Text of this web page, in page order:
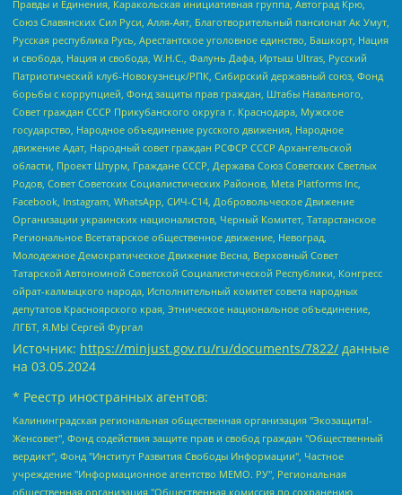
Правды и Единения, Каракольская инициативная группа, Автоград Крю,
Союз Славянских Сил Руси, Алля-Аят, Благотворительный пансионат Ак Умут,
Русская республика Русь, Арестантское уголовное единство, Башкорт, Нация
и свобода, Нация и свобода, W.H.С., Фалунь Дафа, Иртыш Ultras, Русский
Патриотический клуб-Новокузнецк/РПК, Сибирский державный союз, Фонд
борьбы с коррупцией, Фонд защиты прав граждан, Штабы Навального,
Совет граждан СССР Прикубанского округа г. Краснодара, Мужское
государство, Народное объединение русского движения, Народное
движение Адат, Народный совет граждан РСФСР СССР Архангельской
области, Проект Штурм, Граждане СССР, Держава Союз Советских Светлых
Родов, Совет Советских Социалистических Районов, Meta Platforms Inc,
Facebook, Instagram, WhatsApp, СИЧ-С14, Добровольческое Движение
Организации украинских националистов, Черный Комитет, Татарстанское
Региональное Всетатарское общественное движение, Невоград,
Молодежное Демократическое Движение Весна, Верховный Совет
Татарской Автономной Советской Социалистической Республики, Конгресс
ойрат-калмыцкого народа, Исполнительный комитет совета народных
депутатов Красноярского края, Этническое национальное объединение,
ЛГБТ, Я.МЫ Сергей Фургал
Источник: https://minjust.gov.ru/ru/documents/7822/ данные
на 03.05.2024
* Реестр иностранных агентов:
Калининградская региональная общественная организация "Экозащита!-Женсовет", Фонд содействия защите прав и свобод граждан "Общественный вердикт", Фонд "Институт Развития Свободы Информации", Частное учреждение "Информационное агентство МЕМО. РУ", Региональная общественная организация "Общественная комиссия по сохранению наследия академика Сахарова", Фонд поддержки свободы прессы, Санкт-Петербургская общественная правозащитная организация "Гражданский контроль", Межрегиональная общественная организация "Информационно-просветительский центр "Мемориал", Региональный Фонд "Центр Защиты Прав Средств Массовой Информации", с 05.12.2023 Фонд "Центр Защиты Прав Средств массовой информации", Региональная общественная благотворительная организация помощи беженцам и мигрантам "Гражданское содействие", Негосударственное образовательное учреждение дополнительного профессионального образования (повышение квалификации) специалистов "АКАДЕМИЯ ПО ПРАВАМ ЧЕЛОВЕКА", Свердловская региональная общественная организация "Сутяжник", Автономная некоммерческая организация "Центр независимых социологических исследований", Союз общественных объединений "Российский исследовательский центр по правам человека", Региональное общественное учреждение научно-информационный центр "МЕМОРИАЛ", Некоммерческая организация "Фонд защиты гласности", Автономная некоммерческая организация "Институт прав человека", Городская общественная организация "Екатеринбургское общество "МЕМОРИАЛ", Городская общественная организация "Рязанское историко-просветительское и правозащитное общество "Мемориал" (Рязанский Мемориал), Челябинский региональный орган общественной самодеятельности – женское общественное объединение "Женщины Евразии", Челябинский региональный орган общественной самодеятельности "Уральская правозащитная группа", Фонд содействия защите здоровья и социальной справедливости имени Андрея Рылькова, Автономная Некоммерческая Организация "Аналитический Центр Юрия Левады", Автономная некоммерческая организация социальной поддержки населения "Проект Апрель", Региональная общественная организация помощи женщинам и детям, находящимся в кризисной ситуации "Информационно-методический центр "Анна", Фонд содействия развитию массовых коммуникаций и правовому просвещению "Так-так-Так", Фонд содействия устойчивому развитию "Серебряная тайга", Свердловский региональный общественный фонд социальных проектов "Новое время", "Idel.Реалии", Кавказ.Реалии, Крым.Реалии, Телеканал Настоящее Время, Татаро-башкирская служба Радио Свобода (Azatliq Radiosi), Радио Свободная Европа/Радио Свобода (PCE/PC), "Сибирь.Реалии", "Фактограф", Благотворительный фонд помощи осужденным и их семьям, Автономная некоммерческая организация "Институт глобализации и социальных движений", Фонд "В защиту прав заключенных", Частное учреждение "Центр поддержки и содействия развитию средств массовой информации", Пензенский региональный общественный благотворительный фонд "Гражданский союз", "Север.Реалии", Некоммерческая организация Фонд "Правовая инициатива", Общество с ограниченной ответственностью "Радио Свободная Европа/Радио Свобода", Чешское информационное агентство "MEDIUM-ORIENT", Красноярская региональная общественная организация "Мы против СПИДа", Камалягин Денис Николаевич, Маркелов Сергей Евгеньевич, Пономарев Лев Александрович, Савицкая Людмила Алексеевна, Автономная некоммерческая организация "Центр по работе с проблемой насилия "НАСИЛИЮ.НЕТ", Межрегиональный профессиональный союз работников здравоохранения "Альянс врачей", Юридическое лицо, зарегистрированное в Латвийской Республике, SIA "Medusa Project" (регистрационный номер 40103797863, дата регистрации 10.06.2014), Некоммерческая организация "Фонд по борьбе с коррупцией", Автономная некоммерческая организация "Институт права и публичной политики", Баданин Роман Сергеевич, Гликин Максим Александрович, Железнова Мария Михайловна, Лукьянова Юлия Сергеевна, Маетная Елизавета Витальевна, Маняхин Петр Борисович, Чуракова Ольга Владимировна, Ярош Юлия Петровна, Юридическое лицо "The Insider SIA", зарегистрированное в Риге, Латвийская Республика (дата регистрации 26.06.2015), являющееся администратором доменного имени интернет-издания "The Insider SIA", https://theins.ru, Постернак Алексей Евгеньевич, Рубин Михаил Аркадьевич, Анин Роман Александрович, Юридическое лицо Istories fonds, зарегистрированное в Латвийской Республике (регистрационный номер 50008295751, дата регистрации 24.02.2020), Великовский Дмитрий Александрович, Долинина Ирина Николаевна, Мароховская Алеся Алексеевна, Шлейнов Роман Юрьевич, Шмагун Олеся Валентиновна, Общество с ограниченной ответственностью "Альтаир 2021", Общество с ограниченной ответственностью "Вега 2021", Общество с ограниченной ответственностью "Главный редактор 2021", Общество с ограниченной ответственностью "Ромашки монолит", Важенков Артем Валерьевич, Ивановская областная общественная организация "Центр гендерных исследований", Гурман Юрий Альбертович, Медиапроект "ОВД-Инфо", Егоров Владимир Владимирович, Жилинский Владимир Александрович, Общество с ограниченной ответственностью "ЗП", Иванова София Юрьевна, Карезина Инна Павловна, Кильтау Екатерина Викторовна, Петров Алексей Викторович, Пискунов Сергей Евгеньевич, Смирнов Сергей Сергеевич, Тихонов Михаил Сергеевич, Общество с ограниченной ответственностью "ЖУРНАЛИСТ-ИНОСТРАННЫЙ АГЕНТ", Арапова Галина Юрьевна, Вольтская Татьяна Анатольевна, Американская компания "Mason G.E.S. Anonymous Foundation" (США), являющаяся владельцем интернет-издания https://mnews.world/, Компания "Stichting Bellingcat", зарегистрированная в Нидерландах (дата регистрации 11.07.2018), Захаров Андрей Вячеславович, Клепиковская Екатерина Дмитриевна, Общество с ограниченной ответственностью "МЕМО", Перл Роман Александрович, Симонов Евгений Алексеевич, Соловьева Елена Анатольевна, Сотников Даниил Владимирович, Сурначева Елизавета Дмитриевна, Автономная некоммерческая организация по защите прав человека и информированию населения "Якутия – Наше Мнение", Общество с ограниченной ответственностью "Москоу диджитал медиа", с 26.01.2023 Общество с ограниченной ответственностью "Чайка Белые сады", Ветошкина Валерия Валерьевна, Заговора Максим Александрович, Межрегиональное общественное движение "Российская ЛГБТ - сеть", Оленичев Максим Владимирович, Павлов Иван Юрьевич, Скворцова Елена Сергеевна, Общество с ограниченной ответственностью "Как бы инагент", Кочетков Игорь Викторович, Общество с ограниченной ответственностью "Честные выборы", Еланчик Олег Александрович, Общество с ограниченной ответственностью "Нобелевский призыв", Гималова Регина Эмилевна, Григорьев Андрей Валерьевич, Григорьева Алина Александровна, Ассоциация по содействию защите прав призывников, альтернативнослужащих и военнослужащих "Правозащитная группа "Гражданин.Армия.Право", Хисамова Регина Фаритовна, Автономная некоммерческая организация по реализации социально-правовых программ "Лилит", Дальневосточное общественное движение "Маяк", Санкт-Петербургская ЛГБТ-инициативная группа "Выход", Инициативная группа ЛГБТ+ "Реверс", Алексеев Андрей Викторович, Бекбулатова Таисия Львовна, Беляев Иван Михайлович, Владыкина Елена Сергеевна, Гельман Марат Александрович, Никульшина Вероника Юрьевна, Толоконникова Надежда Андреевна, Шендерович Виктор Анатольевич, Общество с ограниченной ответственностью "Данное сообщение", Общество с ограниченной ответственностью Издательский дом "Новая глава", Айнбиндер Александра Александровна, Московский комьюнити-центр для ЛГБТ+инициатив, Благотворительный фонд развития филантропии, Deutsche Welle (Германия, Kurt-Schumacher-Strasse 3, 53113 Bonn), Борзунова Мария Михайловна, Воробьев Виктор Викторович, Голубева Анна Львовна, Константинова Алла Михайловна, Малкова Ирина Владимировна, Мурадов Мурад Абдулгалимович, Осетинская Елизавета Николаевна, Понасенков Евгений Николаевич, Ганапольский Матвей Юрьевич, Киселев Евгений Алексеевич, Борухович Ирина Григорьевна, Дремин Иван Тимофеевич, Дубровский Дмитрий Викторович, Красноярская региональная общественная организация поддержки и развития альтернативных образовательных технологий и межкультурных коммуникаций "ИНТЕРРА", Маяковская Екатерина Алексеевна, Фейгин Марк Захарович, Филимонов Андрей Викторович, Дзугкоева Регина Николаевна, Доброхотов Роман Александрович, Дудь Юрий Александрович, Елкин Сергей Владимирович, Кругликов Кирилл Игоревич, Сабунаева Мария Леонидовна, Семенов Алексей Владимирович, Шаинян Карен Багратович, Шульман Екатерина Михайловна, Асафьев Артур Валерьевич, Вахштайн Виктор Семенович, Венедиктов Алексей Алексеевич, Лушникова Екатерина Евгеньевна, Волков Леонид Михайлович, Невзоров Александр Глебович, Пархоменко Сергей Борисович, Сироткин Ярослав Николаевич, Кара-Мурза Владимир Владимирович, Баранова Наталья Владимировна, Гозман Леонид Яковлевич, Кагарлицкий Борис Юльевич, Климарев Михаил Валерьевич, Милов Владимир Станиславович, Автономная некоммерческая организация Краснодарский центр современного искусства "Типография", Моргенштерн Алишер Тагирович, Соболь Любовь Эдуардовна, Общество с ограниченной ответственностью "ЛИЗА НОРМ", Каспаров Гарри Кимович, Ходорковский Михаил Борисович, Общество с ограниченной ответственностью "Апрельские тезисы", Данилович Ирина Брониславовна, Кашин Олег Владимирович, Петров Николай Владимирович, Пивоваров Алексей Владимирович, Соколов Михаил Владимирович, Цветкова Юлия Владимировна, Чичваркин Евгений Александрович, Комитет против пыток/Команда против пыток, Общество с ограниченной ответственностью "Первый научный", Общество с ограниченной ответственностью "Вертолет и ко", Белоцерковская Вероника Борисовна, Кац Максим Евгеньевич, Лазарева Татьяна Юрьевна, Шаведдинов Руслан Табризович, Яшин Илья Валерьевич, Общество с ограниченной ответственностью "Иноагент ААВ", Алешковский Дмитрий Петрович, Альбац Евгения Марковна, Быков Дмитрий Львович, Галямина Юлия Евгеньевна, Лойко Сергей Леонидович, Мартынов Кирилл Константинович, Медведев Сергей Александрович, Крашенинников Федор Геннадиевич, Гордеева Катерина Вл